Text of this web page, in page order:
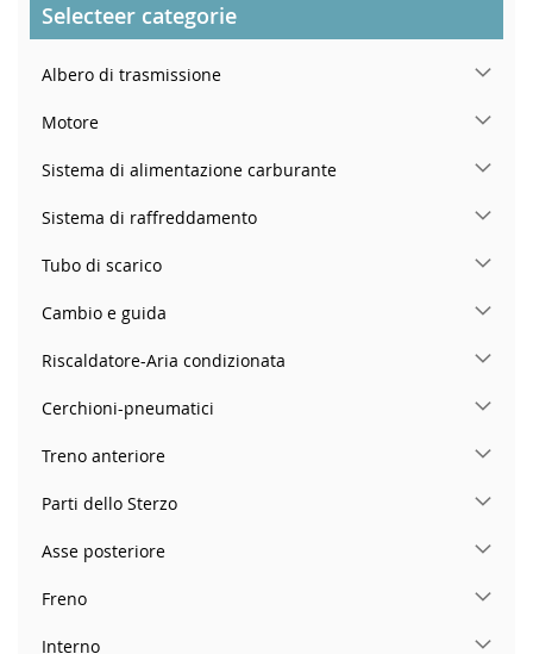
Selecteer categorie
Albero di trasmissione
Motore
Sistema di alimentazione carburante
Sistema di raffreddamento
Tubo di scarico
Cambio e guida
Riscaldatore-Aria condizionata
Cerchioni-pneumatici
Treno anteriore
Parti dello Sterzo
Asse posteriore
Freno
Interno